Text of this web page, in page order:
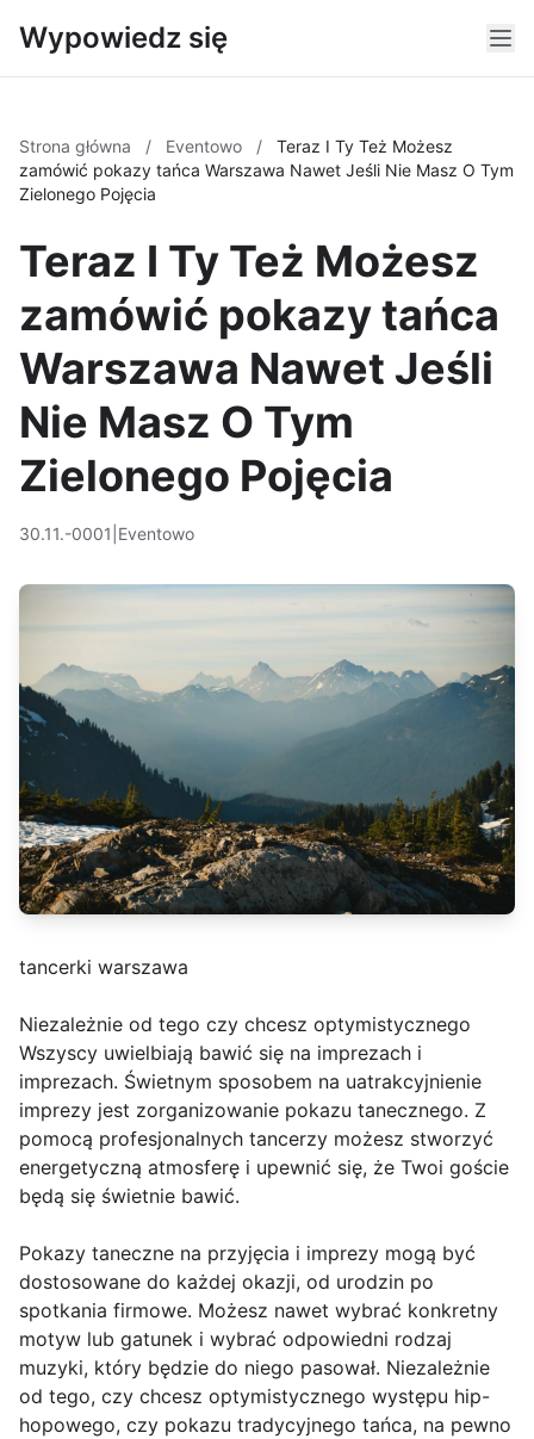
Wypowiedz się
Strona główna / Eventowo /
Teraz I Ty Też Możesz
zamówić pokazy tańca Warszawa Nawet Jeśli Nie Masz O Tym
Zielonego Pojęcia
Teraz I Ty Też Możesz
zamówić pokazy tańca
Warszawa Nawet Jeśli
Nie Masz O Tym
Zielonego Pojęcia
30.11.-0001 Eventowo
tancerki warszawa
Niezależnie od tego czy chcesz optymistycznego
Wszyscy uwielbiają bawić się na imprezach i
imprezach. Świetnym sposobem na uatrakcyjnienie
imprezy jest zorganizowanie pokazu tanecznego. Z
pomocą profesjonalnych tancerzy możesz stworzyć
energetyczną atmosferę i upewnić się, że Twoi goście
będą się świetnie bawić.
Pokazy taneczne na przyjęcia i imprezy mogą być
dostosowane do każdej okazji, od urodzin po
spotkania firmowe. Możesz nawet wybrać konkretny
motyw lub gatunek i wybrać odpowiedni rodzaj
muzyki, który będzie do niego pasował. Niezależnie
od tego, czy chcesz optymistycznego występu hip-
hopowego, czy pokazu tradycyjnego tańca, na pewno